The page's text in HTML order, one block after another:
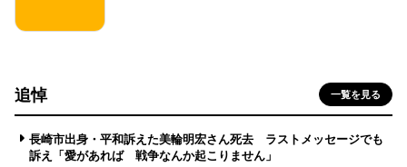
追悼 一覧を見る
長崎市出身・平和訴えた美輪明宏さん死去 ラストメッセージでも
訴え「愛があれば 戦争なんか起こりません」